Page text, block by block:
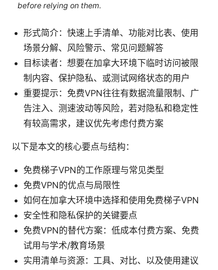
before relying on them.
形式简介：快速上手清单、功能对比表、使用
场景分解、风险警示、常见问题解答
目标读者：想要在加拿大环境下临时访问被限
制内容、保护隐私、或测试网络状态的用户
重要提示：免费VPN往往有数据流量限制、广
告注入、测速波动等风险，若对隐私和稳定性
有较高需求，建议优先考虑付费方案
以下是本文的核心要点与结构：
免费梯子VPN的工作原理与常见类型
免费VPN的优点与局限性
如何在加拿大环境中选择和使用免费梯子VPN
安全性和隐私保护的关键要点
免费VPN的替代方案：低成本付费方案、免费
试用与学术/教育场景
实用清单与资源：工具、对比、以及使用建议